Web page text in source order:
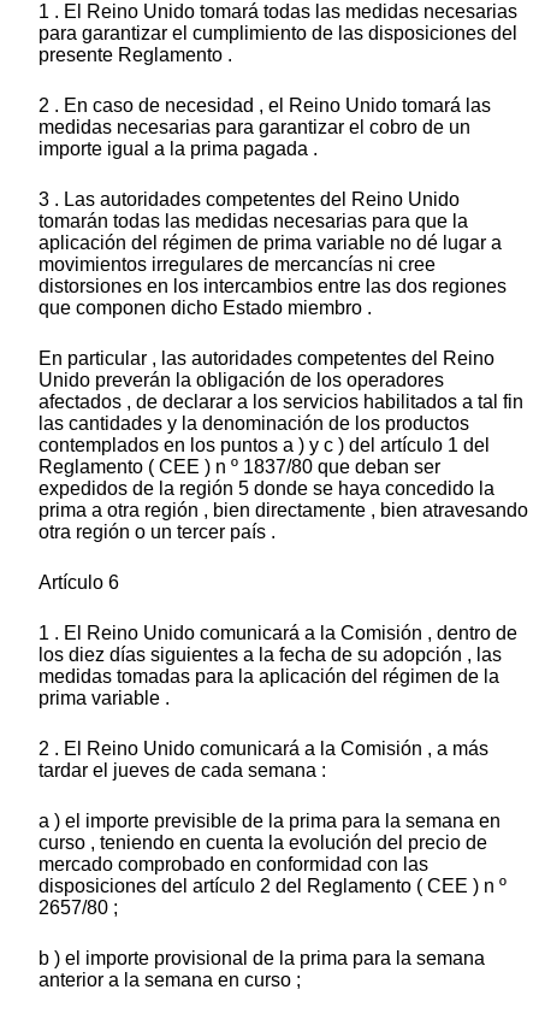
1 . El Reino Unido tomará todas las medidas necesarias
para garantizar el cumplimiento de las disposiciones del
presente Reglamento .
2 . En caso de necesidad , el Reino Unido tomará las
medidas necesarias para garantizar el cobro de un
importe igual a la prima pagada .
3 . Las autoridades competentes del Reino Unido
tomarán todas las medidas necesarias para que la
aplicación del régimen de prima variable no dé lugar a
movimientos irregulares de mercancías ni cree
distorsiones en los intercambios entre las dos regiones
que componen dicho Estado miembro .
En particular , las autoridades competentes del Reino
Unido preverán la obligación de los operadores
afectados , de declarar a los servicios habilitados a tal fin
las cantidades y la denominación de los productos
contemplados en los puntos a ) y c ) del artículo 1 del
Reglamento ( CEE ) n º 1837/80 que deban ser
expedidos de la región 5 donde se haya concedido la
prima a otra región , bien directamente , bien atravesando
otra región o un tercer país .
Artículo 6
1 . El Reino Unido comunicará a la Comisión , dentro de
los diez días siguientes a la fecha de su adopción , las
medidas tomadas para la aplicación del régimen de la
prima variable .
2 . El Reino Unido comunicará a la Comisión , a más
tardar el jueves de cada semana :
a ) el importe previsible de la prima para la semana en
curso , teniendo en cuenta la evolución del precio de
mercado comprobado en conformidad con las
disposiciones del artículo 2 del Reglamento ( CEE ) n º
2657/80 ;
b ) el importe provisional de la prima para la semana
anterior a la semana en curso ;